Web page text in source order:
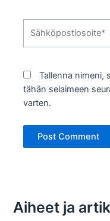
Tallenna nimeni,
tähän selaimeen
varten.
Aiheet ja